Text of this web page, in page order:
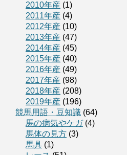
2010年産 (1)
2011年産 (4)
2012年産 (10)
2013年産 (47)
2014年産 (45)
2015年産 (40)
2016年産 (49)
2017年産 (98)
2018年産 (208)
2019年産 (196)
競馬用語・豆知識 (64)
馬の病気やケガ(4)
馬体の見方 (3)
馬具 (1)